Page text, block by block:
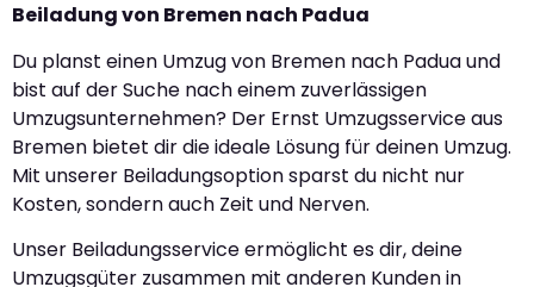
Beiladung von Bremen nach Padua
Du planst einen Umzug von Bremen nach Padua und
bist auf der Suche nach einem zuverlässigen
Umzugsunternehmen? Der Ernst Umzugsservice aus
Bremen bietet dir die ideale Lösung für deinen Umzug.
Mit unserer Beiladungsoption sparst du nicht nur
Kosten, sondern auch Zeit und Nerven.
Unser Beiladungsservice ermöglicht es dir, deine
Umzugsgüter zusammen mit anderen Kunden in